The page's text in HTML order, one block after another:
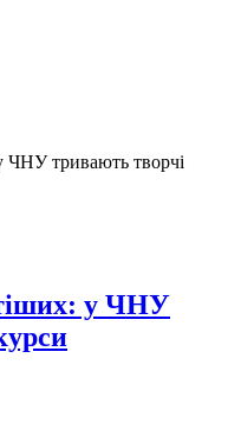
ЧНУ тривають творчі
у ЧНУ